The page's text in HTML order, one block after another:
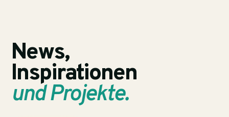
News,
Inspirationen
und Projekte.